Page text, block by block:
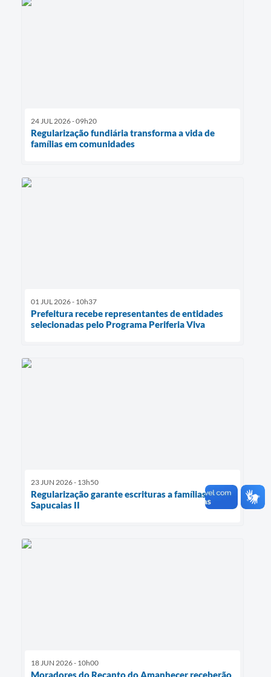
24 JUL 2026 - 09h20
Regularização fundiária transforma a vida de
famílias em comunidades
01 JUL 2026 - 10h37
Prefeitura recebe representantes de entidades
selecionadas pelo Programa Periferia Viva
23 JUN 2026 - 13h50
Regularização garante escrituras a famílias do
Sapucaias II
18 JUN 2026 - 10h00
Moradores do Recanto do Amanhecer receberão